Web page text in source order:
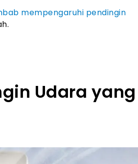
mempengaruhi pendingin
Udara yang